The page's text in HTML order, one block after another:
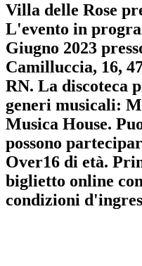
Villa delle Rose
L'evento in
Giugno 2023
Camilluccia, 16,
RN. La discoteca
generi musicali:
Musica House.
possono
Over16 di età.
biglietto online
condizioni